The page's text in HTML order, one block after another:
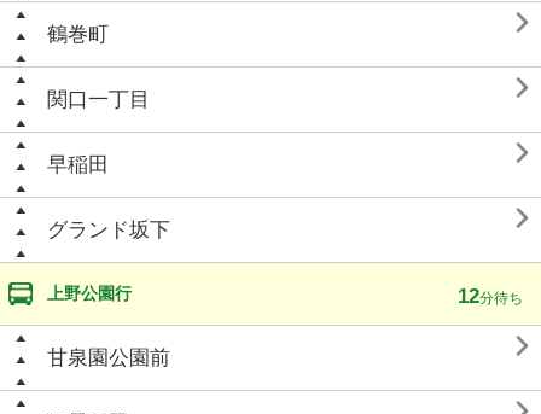
鶴巻町 
関口一丁目 
早稲田 
グランド坂下 
上野公園行 12分待ち
甘泉園公園前 